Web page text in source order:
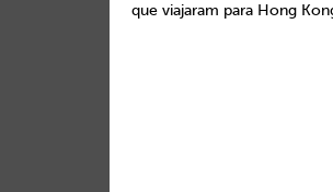
que viajaram para Hong